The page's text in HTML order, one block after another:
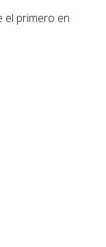
el primero en